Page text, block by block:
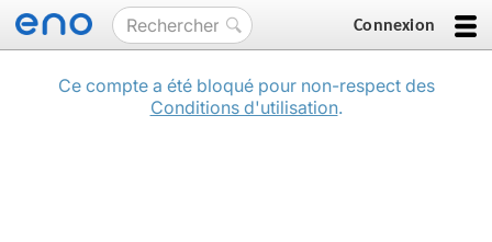
Connexion
Ce compte a été bloqué pour non-respect des
Conditions d'utilisation.